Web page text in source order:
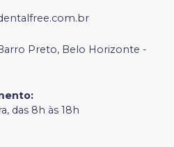
Preto, Belo Horizonte -
:
das 8h às 18h